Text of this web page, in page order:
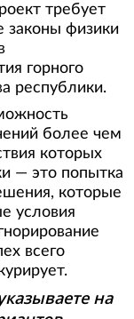
требует
законы физики
горного
республики.
более чем
которых
— это попытка
которые
условия
всего
на